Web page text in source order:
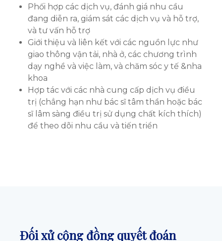
Phối hợp các dịch vụ, đánh giá nhu cầu
đang diễn ra, giám sát các dịch vụ và hỗ trợ,
và tư vấn hỗ trợ
Giới thiệu và liên kết với các nguồn lực như
giao thông vận tải, nhà ở, các chương trình
dạy nghề và việc làm, và chăm sóc y tế &nha
khoa
Hợp tác với các nhà cung cấp dịch vụ điều
trị (chẳng hạn như bác sĩ tâm thần hoặc bác
sĩ lâm sàng điều trị sử dụng chất kích thích)
để theo dõi nhu cầu và tiến triển
Đối xử cộng đồng quyết đoán